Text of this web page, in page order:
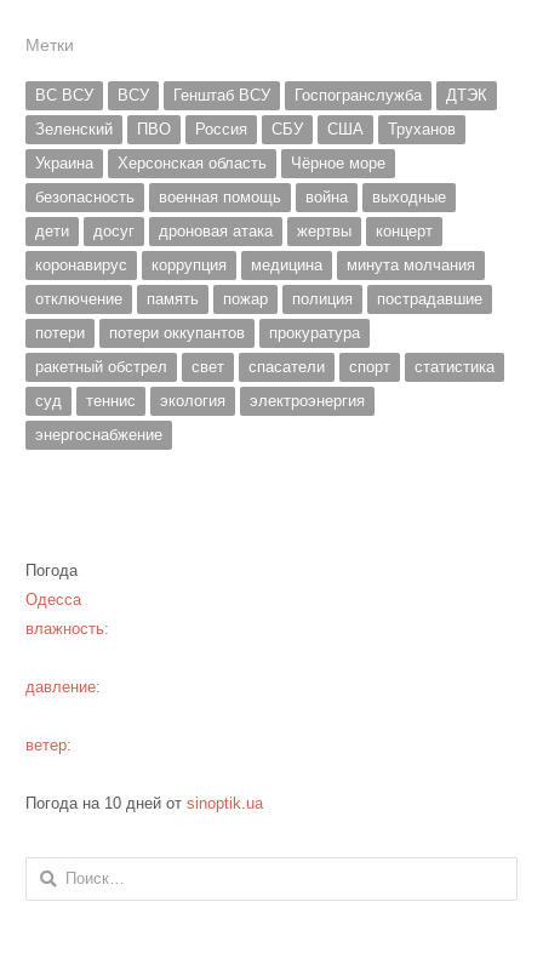
Метки
ВС ВСУ ВСУ Генштаб ВСУ Госпогранслужба
ДТЭК
Зеленский
ПВО Россия СБУ США
Труханов
Украина
Херсонская область
Чёрное море
безопасность
военная помощь война
выходные
дети
досуг дроновая атака жертвы
концерт
коронавирус
коррупция медицина
минута молчания
отключение
память пожар полиция
пострадавшие
потери
потери оккупантов
прокуратура
ракетный обстрел
свет спасатели спорт
статистика
суд
теннис экология
электроэнергия
энергоснабжение
Погода
Одесса
влажность:
давление:
ветер:
Погода на 10 дней от sinoptik.ua
Найти: